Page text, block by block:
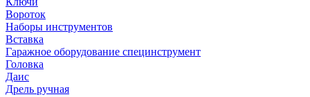
Вороток
Наборы инструментов
Вставка
Гаражное оборудование специнструмент
Головка
Даис
Дрель ручная